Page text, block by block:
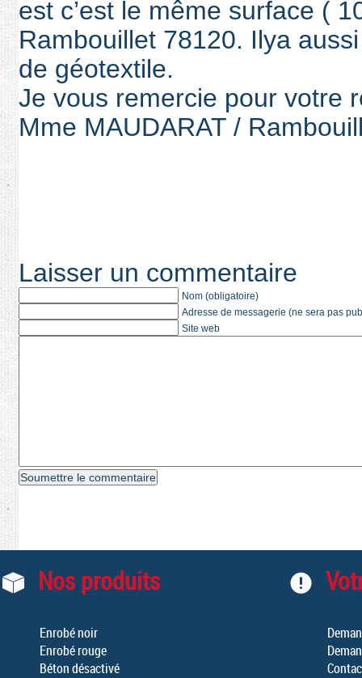
est c’est le même surface (
Rambouillet 78120. Ilya
de géotextile.
Je vous remercie pour votre
Mme MAUDARAT /
Laisser un commentaire
Nom (obligatoire)
Adresse de messagerie (ne sera pas
Site web
Nos produits
Enrobé noir
Enrobé rouge
Béton désactivé